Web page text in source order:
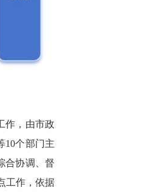
作，由市政
10个部门主
合协调、督
工作，依据